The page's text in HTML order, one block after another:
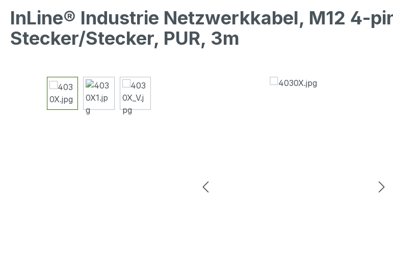
InLine® Industrie Netzwerkkabel, M12 4-
Stecker/Stecker, PUR, 3m
Bildergalerie überspringen